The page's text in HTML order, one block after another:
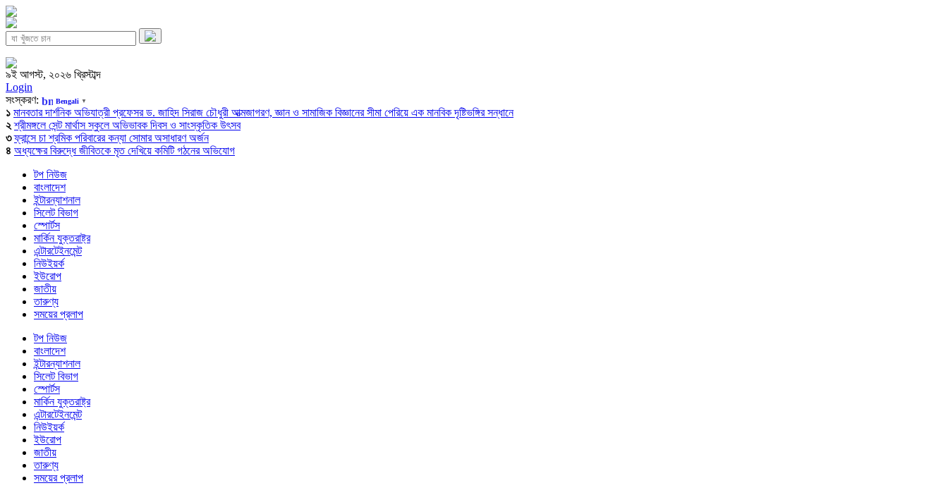
৯ই আগস্ট, ২০২৬ খ্রিস্টাব্দ
Login
সংস্করণ:
Bengali ▼
১ মানবতার দার্শনিক অভিযাত্রী প্রফেসর ড. জাহিদ সিরাজ চৌধুরী আত্মজাগরণ, জ্ঞান ও সামাজিক বিজ্ঞানের সীমা পেরিয়ে এক মানবিক দৃষ্টিভঙ্গির সন্ধানে
২ শ্রীমঙ্গলে সেন্ট মার্থাস স্কুলে অভিভাবক দিবস ও সাংস্কৃতিক উৎসব
৩ ফ্রান্সে চা শ্রমিক পরিবারের কন্যা সোমার অসাধারণ অর্জন
৪ অধ্যক্ষের বিরুদ্ধে জীবিতকে মৃত দেখিয়ে কমিটি গঠনের অভিযোগ
টপ নিউজ
বাংলাদেশ
ইন্টারন্যাশনাল
সিলেট বিভাগ
স্পোর্টস
মার্কিন যুক্তরাষ্ট্র
এন্টারটেইনমেন্ট
নিউইয়র্ক
ইউরোপ
জাতীয়
তারুণ্য
সময়ের প্রলাপ
টপ নিউজ
বাংলাদেশ
ইন্টারন্যাশনাল
সিলেট বিভাগ
স্পোর্টস
মার্কিন যুক্তরাষ্ট্র
এন্টারটেইনমেন্ট
নিউইয়র্ক
ইউরোপ
জাতীয়
তারুণ্য
সময়ের প্রলাপ